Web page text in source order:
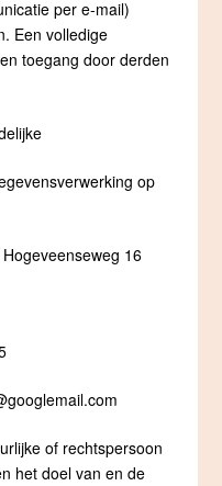
per e-mail)
Een volledige
toegang door derden
op
16
of rechtspersoon
het doel van en de